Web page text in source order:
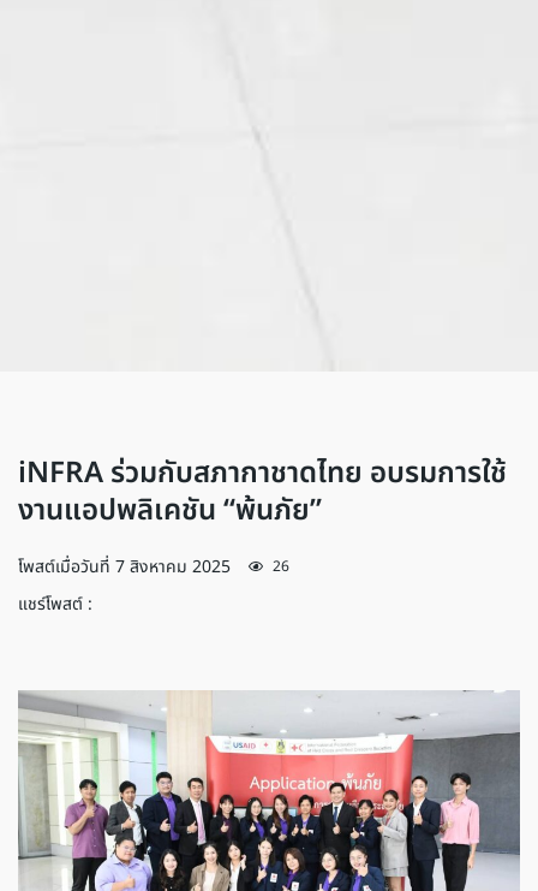
iNFRA ร่วมกับสภากาชาดไทย อบรมการใช้
งานแอปพลิเคชัน “พ้นภัย”
โพสต์เมื่อวันที่ 7 สิงหาคม 2025 26
แชร์โพสต์ :